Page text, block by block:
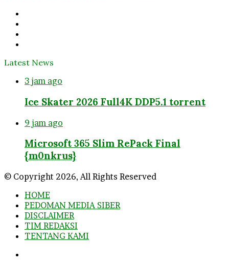
Latest News
3 jam ago
Ice Skater 2026 Full4K DDP5.1 torrent
9 jam ago
Microsoft 365 Slim RePack Final
{m0nkrus}
© Copyright 2026, All Rights Reserved
HOME
PEDOMAN MEDIA SIBER
DISCLAIMER
TIM REDAKSI
TENTANG KAMI